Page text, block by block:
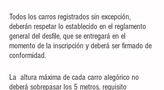
Todos los carros registrados sin excepción,
deberán respetar lo establecido en el reglamento
general del desfile, que se entregará en el
momento de la inscripción y deberá ser firmado de
conformidad.
La  altura máxima de cada carro alegórico no
deberá sobrepasar los 5 metros, requisito